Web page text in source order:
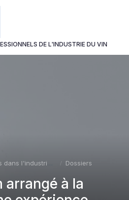
DE L'INDUSTRIE DU VIN
l'industrie du vin Dossiers
arrangé à la